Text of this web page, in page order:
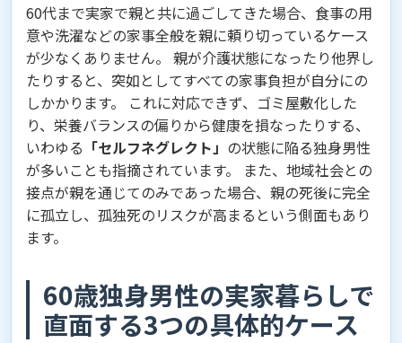
60代まで実家で親と共に過ごしてきた場合、食事の用
意や洗濯などの家事全般を親に頼り切っているケース
が少なくありません。 親が介護状態になったり他界し
たりすると、突如としてすべての家事負担が自分にの
しかかります。 これに対応できず、ゴミ屋敷化した
り、栄養バランスの偏りから健康を損なったりする、
いわゆる 「セルフネグレクト」 の状態に陥る独身男性
が多いことも指摘されています。 また、地域社会との
接点が親を通じてのみであった場合、親の死後に完全
に孤立し、孤独死のリスクが高まるという側面もあり
ます。
60歳独身男性の実家暮らしで
直面する3つの具体的ケース